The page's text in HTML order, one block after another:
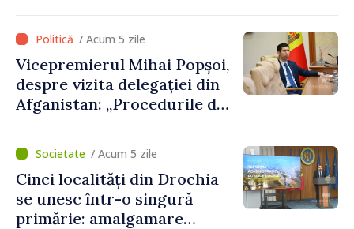
parcursul lunii august
/ Acum 5 zile
Vicepremierul Mihai Popșoi,
despre vizita delegației din
Afganistan: „Procedurile de
respectate întocmai. Nu s-
au constatat încălcări ale
prevederilor legale”
/ Acum 5 zile
Cinci localități din Drochia
se unesc într-o singură
primărie: amalgamare